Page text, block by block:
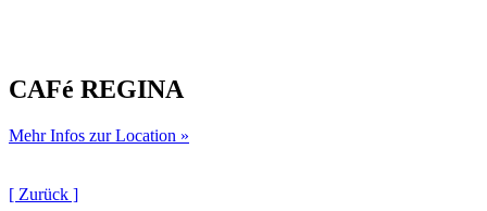
CAFé REGINA
Mehr Infos zur Location »
[ Zurück ]